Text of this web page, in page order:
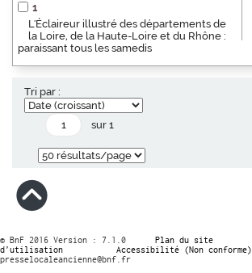
1
L'Éclaireur illustré des départements de
la Loire, de la Haute-Loire et du Rhône :
paraissant tous les samedis
Tri par :
sur 1
© BnF 2016 Version : 7.1.0 Plan du site
d’utilisation
Accessibilité (Non conforme)
presselocaleancienne@bnf.fr